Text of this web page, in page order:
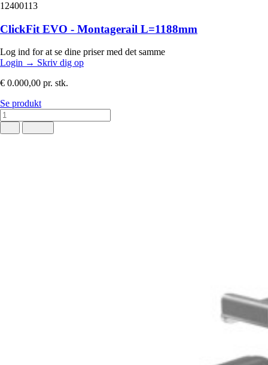
12400113
ClickFit EVO - Montagerail L=1188mm
Log ind for at se dine priser med det samme
Login → Skriv dig op
€ 0.000,00 pr. stk.
Se produkt